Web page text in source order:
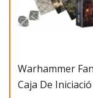
Warhammer
Caja De Iniciació